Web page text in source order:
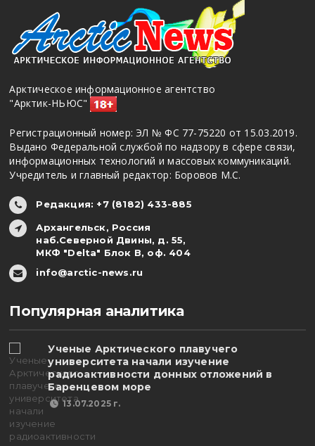
Арктическое информационное агентство
"Арктик-НЬЮС"
Регистрационный номер: ЭЛ № ФС 77-75220 от 15.03.2019.
Выдано Федеральной службой по надзору в сфере связи,
информационных технологий и массовых коммуникаций.
Учредитель и главный редактор: Боровов М.С.
Редакция: +7 (8182) 433-885
Архангельск, Россия
наб.Северной Двины, д. 55,
МКФ "Delta" Блок В, оф. 404
info@arctic-news.ru
Популярная аналитика
Ученые Арктического плавучего
университета начали изучение
радиоактивности донных отложений в
Баренцевом море
13.07.2025 г.